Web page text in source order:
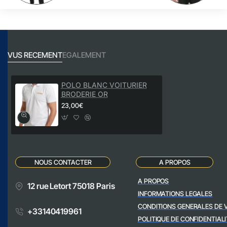
VUS RECEMENTEGALEMENT
POLO BLANC VOITURIER
BRODERIE OR
23,00€
NOUS CONTACTER
12 rue Letort 75018 Paris
+33140419961
A PROPOS
A PROPOS
INFORMATIONS LEGALES
CONDITIONS GENERALES DE
POLITIQUE DE